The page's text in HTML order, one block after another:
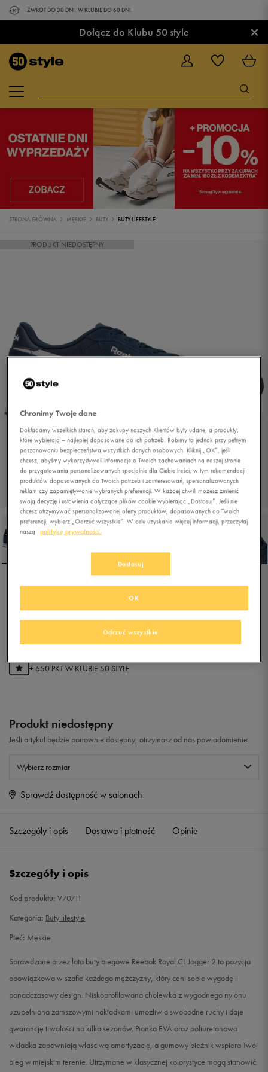
ZWROT DO 30 DNI. W KLUBIE DO 60 DNI.
Dołącz do Klubu 50 style ×
STRONA GŁÓWNA MĘSKIE BUTY BUTY LIFESTYLE
PRODUKT NIEDOSTĘPNY
REEBOK ROYAL CL
JOGGER2
129,99złz Vat
+ 650 PKT W KLUBIE 50 STYLE
Produkt niedostępny
Jeśli artykuł będzie ponownie dostępny, otrzymasz od nas powiadomienie.
Wybierz rozmiar
Rozmiary EU
42 27 cm
43 28 cm Powiadom o dostępności
44 Powiadom o dostępności
45 29,5 cm Powiadom o dostępności
Sprawdź dostępność w salonach
Szczegóły i opis Dostawa i płatność Opinie
Szczegóły i opis
Kod produktu: V70711
Kategoria: Buty lifestyle
Płeć: Męskie
Sprawdzone przez lata buty biegowe Reebok Royal CL Jogger 2 to pozycja
obowiązkowa w szafie każdego mężczyzny, który ceni sobie wygodę i
ponadczasowy design. Niskoprofilowana cholewka z wygodnego nylonu
uzupełniona zamszowymi nakładkami umożliwia swobodne ruchy i daje
gwarancję trwałości na kilka sezonów. Pianka EVA oraz poliuretanowa
wkładka zapewniają właściwą amortyzację, a gumowy bieżnik wspiera Twój
bieg w miejskim terenie. Utrzymane w klasycznej kolorystyce mogą stanowić
Chronimy Twoje dane
Dokładamy wszelkich starań, aby zakupy naszych Klientów były udane, a produkty,
które wybierają – najlepiej dopasowane do ich potrzeb. Robimy to jednak przy pełnym
poszanowaniu bezpieczeństwa wszystkich danych osobowych. Kliknij „OK”, jeśli
chcesz, abyśmy wykorzystywali informacje o Twoich zachowaniach na naszej stronie
do przygotowania personalizowanych specjalnie dla Ciebie treści, w tym rekomendacji
produktów dopasowanych do Twoich potrzeb i zainteresowań, spersonalizowanych
reklam czy zapamiętywanie wybranych preferencji. W każdej chwili możesz zmienić
swoją decyzję i ustawienia dotyczące plików cookie wybierając „Dostosuj”. Jeśli nie
chcesz otrzymywać spersonalizowanej oferty produktów, dopasowanych do Twoich
preferencji, wybierz „Odrzuć wszystkie”. W celu uzyskania więcej informacji, przeczytaj
naszą
politykę prywatności.
Dostosuj
Odrzuć wszystkie
OK